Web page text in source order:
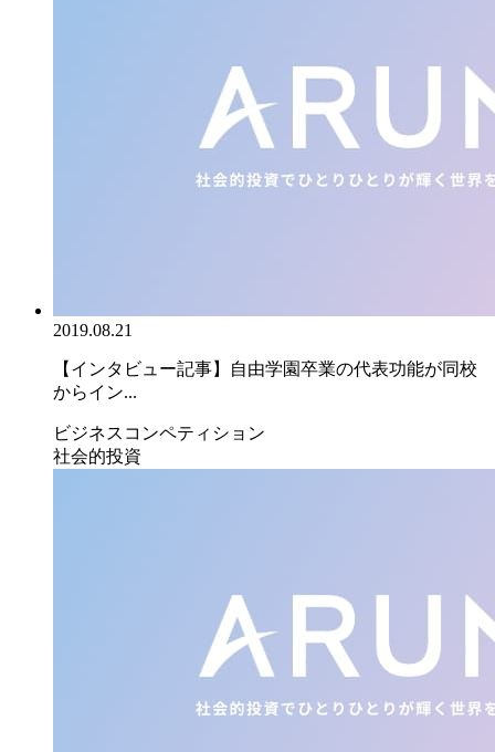
2019.08.21
【インタビュー記事】自由学園卒業の代表功能が同校
からイン...
ビジネスコンペティション
社会的投資